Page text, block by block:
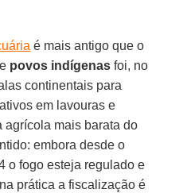
é mais antigo que o
povos indígenas foi, no
continentais para
em lavouras e
agrícola mais barata do
embora desde o
o fogo esteja regulado e
prática a fiscalização é